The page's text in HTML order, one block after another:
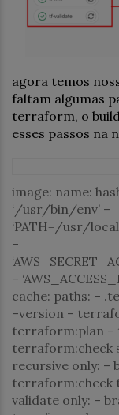
agora temos
faltam algumas
terraform, o
esses passos na
image: name:
‘/usr/bin/env’ –
‘PATH=/usr/
–
–
cache: paths: –
–version –
terraform:plan –
terraform:check
recursive only: –
terraform:check
validate only: –